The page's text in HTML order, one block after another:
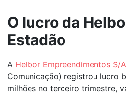
O lucro da
Estadão
A Helbor Empreendimentos S/A
Comunicação) registrou lucro
milhões no terceiro trimestre,